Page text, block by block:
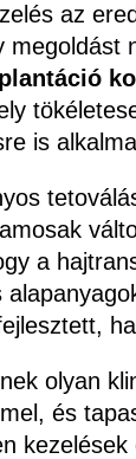
az
megoldást
is
a
olyan
és